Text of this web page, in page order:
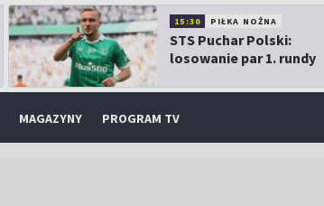
15:30 PIŁKA NOŻNA
STS Puchar Polski:
losowanie par 1. rundy
MAGAZYNY PROGRAM TV